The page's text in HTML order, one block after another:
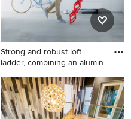
Strong and robust loft
ladder, combining an alumin
Idéer för en liten modern rak
trappa i metall, med sättsteg i
metall